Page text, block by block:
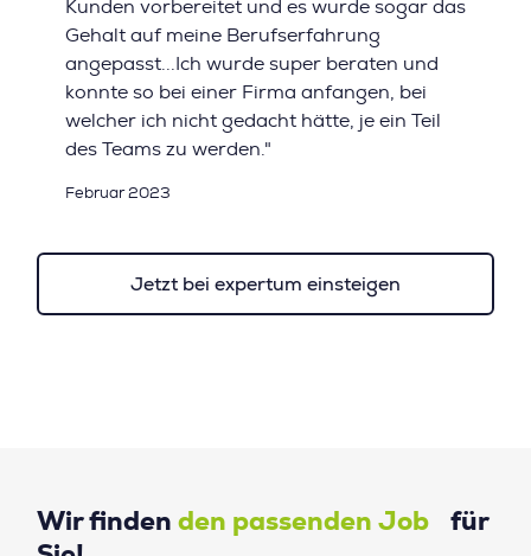
Kunden vorbereitet und es wurde sogar das
Gehalt auf meine Berufserfahrung
angepasst...Ich wurde super beraten und
konnte so bei einer Firma anfangen, bei
welcher ich nicht gedacht hätte, je ein Teil
des Teams zu werden."
Februar 2023
Jetzt bei expertum einsteigen
Wir finden den passenden Job für